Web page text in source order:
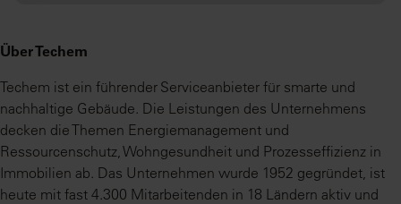
Über Techem
Techem ist ein führender Serviceanbieter für smarte und
nachhaltige Gebäude. Die Leistungen des Unternehmens
decken die Themen Energiemanagement und
Ressourcenschutz, Wohngesundheit und Prozesseffizienz in
Immobilien ab. Das Unternehmen wurde 1952 gegründet, ist
heute mit fast 4.300 Mitarbeitenden in 18 Ländern aktiv und